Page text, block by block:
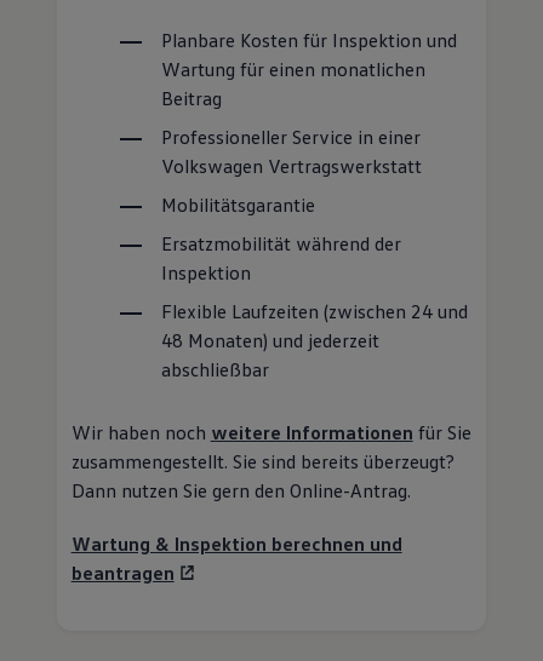
Planbare Kosten für Inspektion und
Wartung für einen monatlichen
Beitrag
Professioneller Service in einer
Volkswagen Vertragswerkstatt
Mobilitätsgarantie
Ersatzmobilität während der
Inspektion
Flexible Laufzeiten (zwischen 24 und
48 Monaten) und jederzeit
abschließbar
Wir haben noch weitere Informationen für Sie
zusammengestellt. Sie sind bereits überzeugt?
Dann nutzen Sie gern den Online-Antrag.
Wartung & Inspektion berechnen und
beantragen